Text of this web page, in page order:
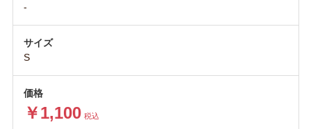
-
S
￥1,100 税込